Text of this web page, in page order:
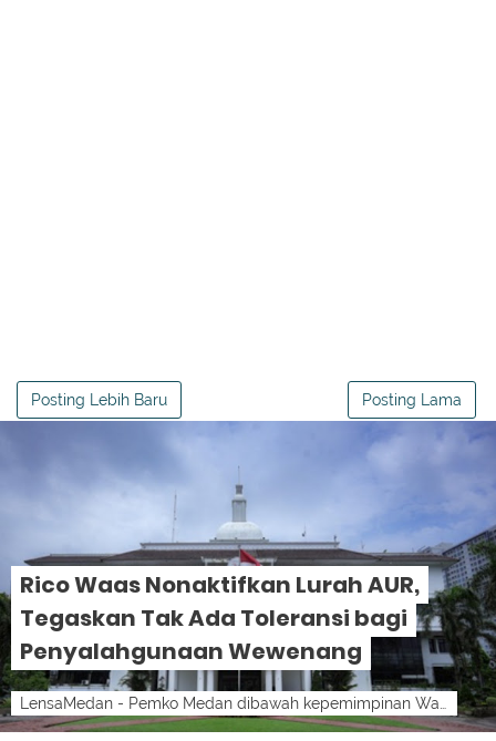
Posting Lebih Baru Posting Lama
Rico Waas Nonaktifkan Lurah AUR,
Tegaskan Tak Ada Toleransi bagi
Penyalahgunaan Wewenang